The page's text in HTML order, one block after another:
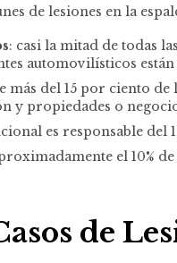
de lesiones en la
: casi la mitad de todas
automovilísticos
más del 15 por ciento
y propiedades o
es responsable del
el 10%
de